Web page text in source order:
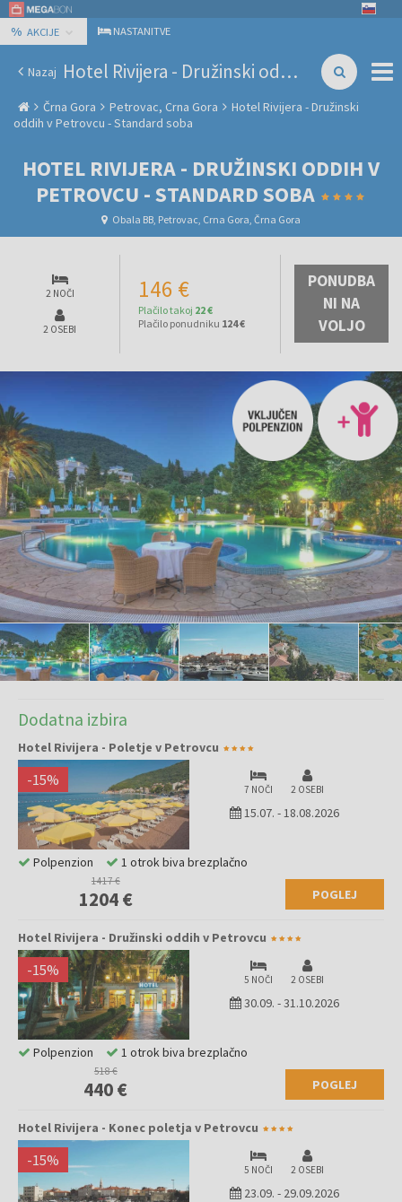
% AKCIJE NASTANITVE
Nazaj Hotel Rivijera - Družinski oddih v Petrovcu - Standard soba
Črna Gora Petrovac, Crna Gora
Hotel Rivijera - Družinski
oddih v Petrovcu - Standard soba
HOTEL RIVIJERA - DRUŽINSKI ODDIH V
PETROVCU - STANDARD SOBA
Obala BB, Petrovac, Crna Gora, Črna Gora
2 NOČI
2 OSEBI
146 €
Plačilo takoj 22 €
Plačilo ponudniku 124 €
PONUDBA
NI NA
VOLJO
Dodatna izbira
Hotel Rivijera - Poletje v Petrovcu
-15% 7 NOČI 2 OSEBI
15.07. -18.08.2026
1417 €
1204 € POGLEJ
Polpenzion 1 otrok biva brezplačno
Hotel Rivijera - Družinski oddih v Petrovcu
-15% 5 NOČI 2 OSEBI
30.09. -31.10.2026
518 €
440 € POGLEJ
Polpenzion 1 otrok biva brezplačno
Hotel Rivijera - Konec poletja v Petrovcu
-15% 5 NOČI 2 OSEBI
23.09. - 29.09.2026